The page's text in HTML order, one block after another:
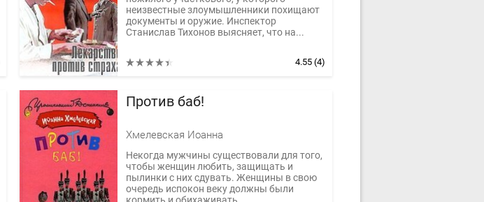
неизвестные злоумышленники похищают
документы и оружие. Инспектор
Станислав Тихонов выясняет, что на...
4.55(4)
Против баб!
Хмелевская Иоанна
Некогда мужчины существовали для того,
чтобы жен­щин любить, защищать и
пылинки с них сдувать. Женщи­ны в свою
очередь испокон веку должны были